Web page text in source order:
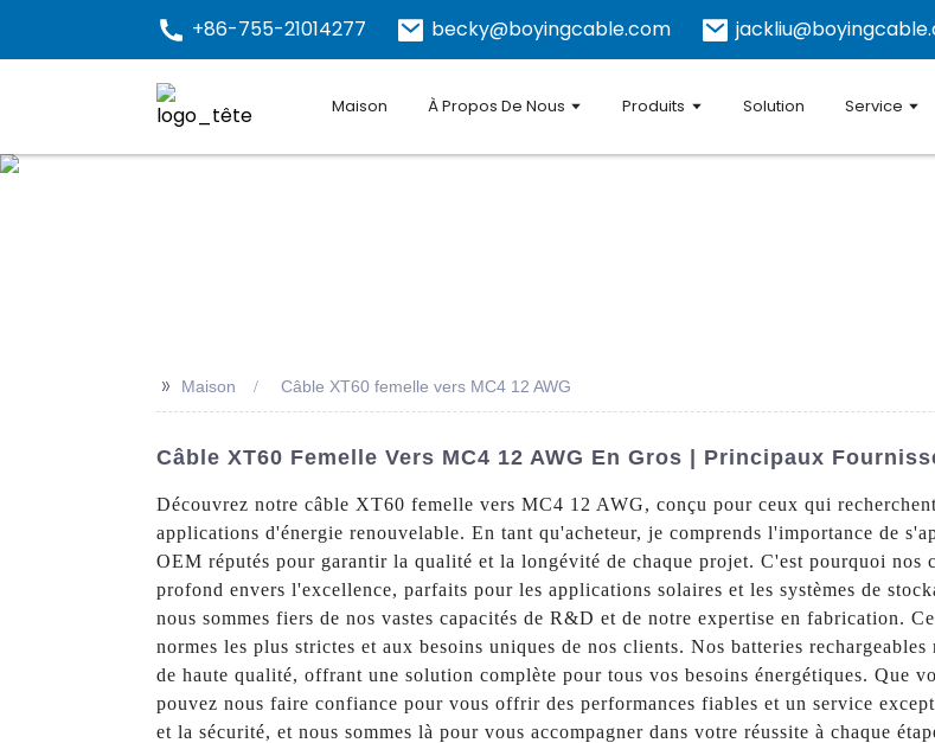
+86-755-21014277 becky@boyingcable.com
Maison À Propos De Nous Produits Solution Service
>> Maison Câble XT60 femelle vers MC4 12 AWG
Câble XT60 Femelle Vers MC4 12 AWG En Gros | Principaux
Découvrez notre câble XT60 femelle vers MC4 12 AWG, conçu pour ceux qui
applications d'énergie renouvelable. En tant qu'acheteur, je comprends l'importance de
OEM réputés pour garantir la qualité et la longévité de chaque projet. C'est pourquoi nos
profond envers l'excellence, parfaits pour les applications solaires et les systèmes de
nous sommes fiers de nos vastes capacités de R&D et de notre expertise en fabrication.
normes les plus strictes et aux besoins uniques de nos clients. Nos batteries
de haute qualité, offrant une solution complète pour tous vos besoins énergétiques. Que
pouvez nous faire confiance pour vous offrir des performances fiables et un service
et la sécurité, et nous sommes là pour vous accompagner dans votre réussite à chaque